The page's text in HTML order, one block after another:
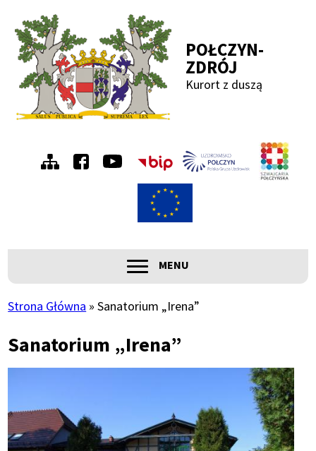
Przejdź
do
menu
Przejdź
do
treści
Przejdź
do
wyszukiwania
Przejdź
do
stopki
POŁCZYN-
ZDRÓJ
Kurort z duszą
Menu
prawe
Główna
nawigacja
ROZWIŃ
MENU
nawigacyjna
Strona Główna Sanatorium „Irena”
Sanatorium „Irena”